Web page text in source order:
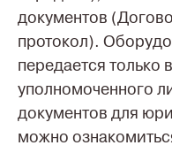
документов
протокол).
передается только
уполномоченного
документов для
можно